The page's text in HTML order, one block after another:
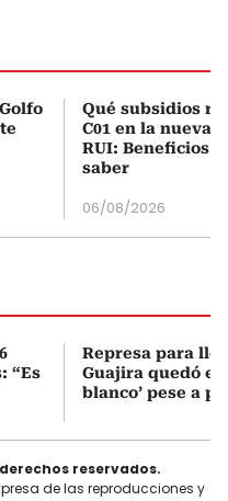
Qué subsidios
C01 en la nueva
RUI: Beneficios
saber
06/08/2026
“Es
Represa para
Guajira quedó en
blanco’ pese a
derechos reservados.
de las reproducciones y